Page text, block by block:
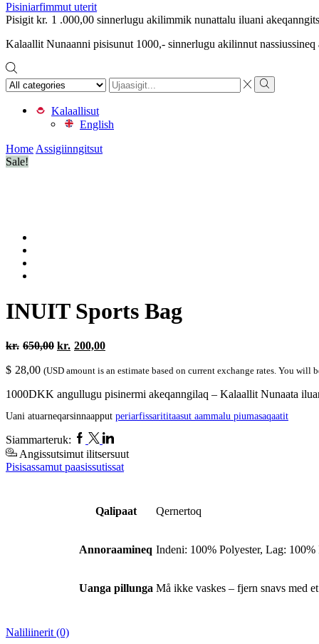
Pisiniarfimmut uterit
Pisigit kr. 1 .000,00 sinnerlugu akilimmik nunattalu iluani
Kalaallit Nunaanni pisisunut 1000,- sinnerlugu akilinnut nassiussineq
Search
input
Search
Kalaallisut
English
Home Assigiinngitsut
Sale!
INUIT Sports Bag
kr. 650,00 Original
was:
kr. 200,00Current
is:
$ 28,00 (USD amount is an estimate based on current exchange rates. You will
1000DKK angullugu pisinermi akeqanngilaq – Kalaallit Nunaata
Uani atuarneqarsinnaapput periarfissarititaasut aammalu piumasaqaatit
Siammarteruk: Facebook
TwitterLinkedin
Angissutsimut ilitsersuut
Pisisassamut paasissutissat
Qalipaat Qernertoq
Annoraamineq Indeni: 100% Polyester, Lag: 100%
Uanga pillunga Må ikke vaskes – fjern snavs med
Naliliinerit (0)